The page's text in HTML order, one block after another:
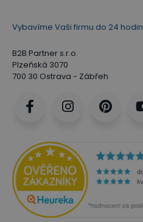
Vybavíme Vaši firmu do 24 hodin
B2B Partner s.r.o.
Plzeňská 3070
700 30 Ostrava - Zábřeh